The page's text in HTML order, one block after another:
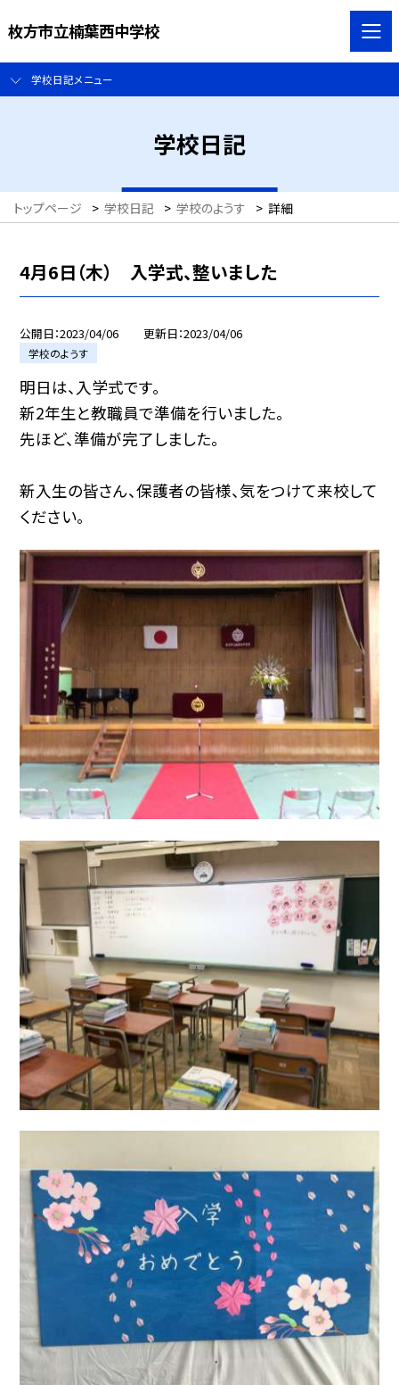
枚方市立楠葉西中学校
学校日記メニュー
学校日記
トップページ > 学校日記 > 学校のようす > 詳細
4月6日（木） 入学式、整いました
公開日 2023/04/06 更新日 2023/04/06
学校のようす
明日は、入学式です。
新2年生と教職員で準備を行いました。
先ほど、準備が完了しました。
新入生の皆さん、保護者の皆様、気をつけて来校して
ください。